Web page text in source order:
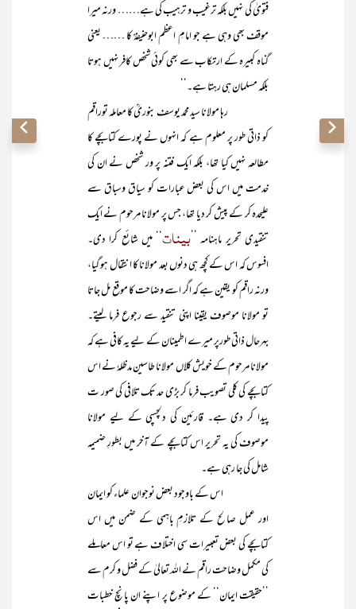
فتویٰ کی نہیں بلکہ ترغیب و ترہیب کی ہے…… ورنہ میرا
موقف بھی وہی ہے جو امامِ اعظم ابوحنیفہؒ کا …… یعنی
گناہ کبیرہ کے ارتکاب سے بھی کوئی شخص کافر نہیں ہوتا
بلکہ مسلمان ہی رہتا ہے۔‘‘
رہا مولانا سید محمد یوسف بنوریؒ کا معاملہ توراقم
کو ذاتی طور پر معلوم ہے کہ انہوں نے پورے کتابچے کا
مطالعہ نہیں کیا تھا، بلکہ ایک فتنہ پر ور شخص نے ان کی
خدمت میں اس کی بعض عبارات کو سیاق وسباق سے
علیحدہ کر کے پیش کر دیا تھا، جس پر مولانا مرحوم نے ایک
تنقیدی تحریر ماہنامہ ’’ بینات‘‘ میں شائع کرا دی۔
افسوس کہ اس کے کچھ ہی دنوں بعد مولانا کا انتقال ہو گیا،
ورنہ راقم کو یقین ہے کہ اگر اسے وضاحت کا موقع مل جاتا
تو مولانا موصوف یقینا اپنی تنقید سے رجوع فرما لیتے۔
بہرحال ذاتی طورپر میرے اطمینان کے لیے یہ کافی ہے کہ
مولانا مرحوم کے خویش کلاں مولانا طاسین مدظلہٗ نے اس
کتابچے کی کلی تصویب فرما کر بڑی حد تک تلافی کی صور ت
پیدا کر دی ہے۔ قارئین کی دلچسپی کے لیے مولانا
موصوف کی یہ تحریر اس کتابچے کے آخر میں بطورِ ضمیمہ
شامل کی جا رہی ہے۔
اس کے باوجود بعض نوجوان علماء کو ایمان
اور عمل صالح کے تلازمِ باہمی کے ضمن میں اس
کتابچے کی بعض تعبیرات سی اختلاف ہے تو اس معاملے
کی مکمل وضاحت راقم نے اللہ تعالیٰ کے فضل و کرم سے
’’حقیقت ایمان‘‘ کے موضوع پر اپنے ان پانچ خطبات